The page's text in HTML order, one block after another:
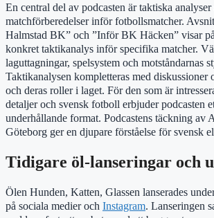
En central del av podcasten är taktiska analyser
matchförberedelser inför fotbollsmatcher.
Halmstad BK” och ”Inför BK Häcken” visar
konkret taktikanalys inför specifika matcher.
laguttagningar, spelsystem och motståndarnas
Taktikanalysen kompletteras med diskussioner
och deras roller i laget. För den som är
detaljer och svensk fotboll erbjuder podcasten
underhållande format. Podcastens täckning av
Göteborg ger en djupare förståelse för svensk
Tidigare öl-lanseringar och
Ölen Hunden, Katten, Glassen lanserades
på sociala medier och Instagram. Lanseringen